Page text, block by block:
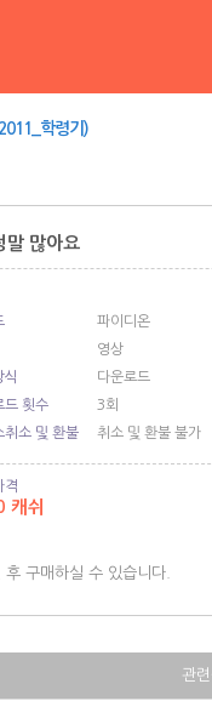
학령기)
말 많아요
파이디온
영상
식
다운로드
드 횟수
3회
취소 및 환불
취소 및 환불 불가
격
캐쉬
후 구매하실 수 있습니다.
관